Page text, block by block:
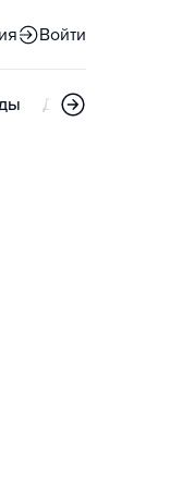
Войти
Дни открытых